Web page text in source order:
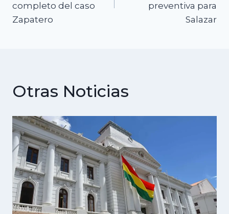
entradas
completo del caso
Zapatero
preventiva para
Salazar
Otras Noticias